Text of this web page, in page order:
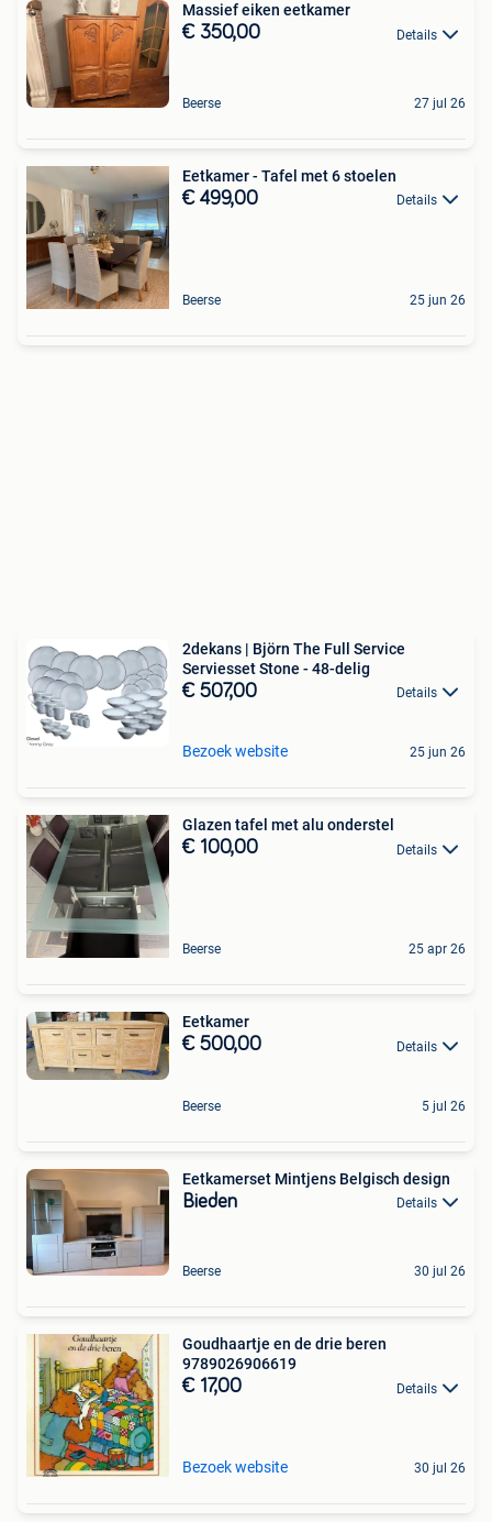
Massief eiken eetkamer
€ 350,00 Details
Beerse 27 jul 26
Eetkamer - Tafel met 6 stoelen
€ 499,00 Details
Beerse 25 jun 26
2dekans | Björn The Full Service
Serviesset Stone - 48-delig
€ 507,00 Details
Bezoek website 25 jun 26
Glazen tafel met alu onderstel
€ 100,00 Details
Beerse 25 apr 26
Eetkamer
€ 500,00 Details
Beerse 5 jul 26
Eetkamerset Mintjens Belgisch design
Bieden Details
Beerse 30 jul 26
Goudhaartje en de drie beren
9789026906619
€ 17,00 Details
Bezoek website 30 jul 26